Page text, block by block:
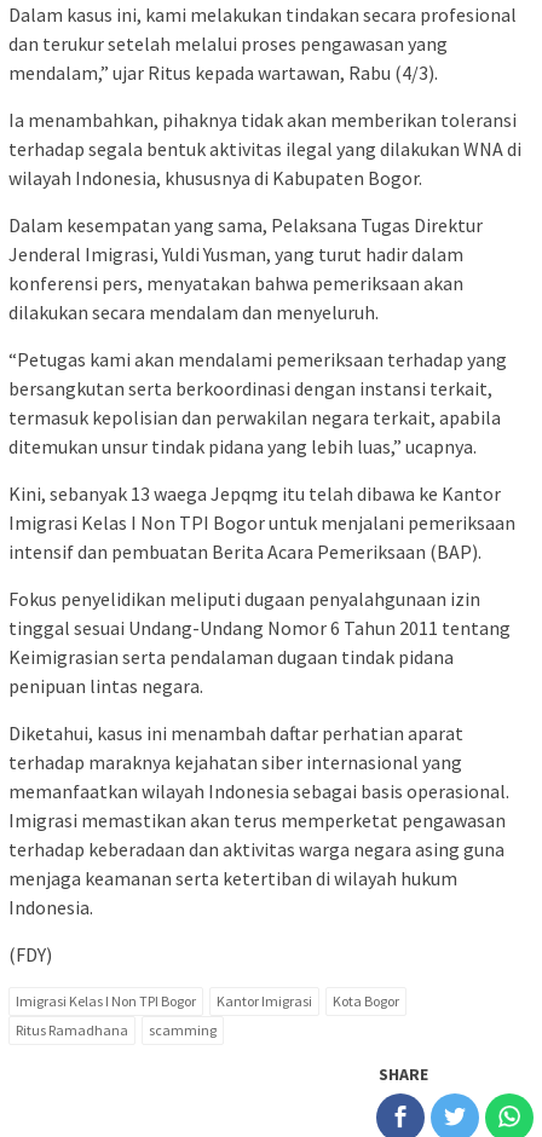
Dalam kasus ini, kami melakukan tindakan secara profesional
dan terukur setelah melalui proses pengawasan yang
mendalam,” ujar Ritus kepada wartawan, Rabu (4/3).
Ia menambahkan, pihaknya tidak akan memberikan toleransi
terhadap segala bentuk aktivitas ilegal yang dilakukan WNA di
wilayah Indonesia, khususnya di Kabupaten Bogor.
Dalam kesempatan yang sama, Pelaksana Tugas Direktur
Jenderal Imigrasi, Yuldi Yusman, yang turut hadir dalam
konferensi pers, menyatakan bahwa pemeriksaan akan
dilakukan secara mendalam dan menyeluruh.
“Petugas kami akan mendalami pemeriksaan terhadap yang
bersangkutan serta berkoordinasi dengan instansi terkait,
termasuk kepolisian dan perwakilan negara terkait, apabila
ditemukan unsur tindak pidana yang lebih luas,” ucapnya.
Kini, sebanyak 13 waega Jepqmg itu telah dibawa ke Kantor
Imigrasi Kelas I Non TPI Bogor untuk menjalani pemeriksaan
intensif dan pembuatan Berita Acara Pemeriksaan (BAP).
Fokus penyelidikan meliputi dugaan penyalahgunaan izin
tinggal sesuai Undang-Undang Nomor 6 Tahun 2011 tentang
Keimigrasian serta pendalaman dugaan tindak pidana
penipuan lintas negara.
Diketahui, kasus ini menambah daftar perhatian aparat
terhadap maraknya kejahatan siber internasional yang
memanfaatkan wilayah Indonesia sebagai basis operasional.
Imigrasi memastikan akan terus memperketat pengawasan
terhadap keberadaan dan aktivitas warga negara asing guna
menjaga keamanan serta ketertiban di wilayah hukum
Indonesia.
(FDY)
Imigrasi Kelas I Non TPI Bogor Kantor Imigrasi
Kota Bogor
Ritus Ramadhana
scamming
SHARE